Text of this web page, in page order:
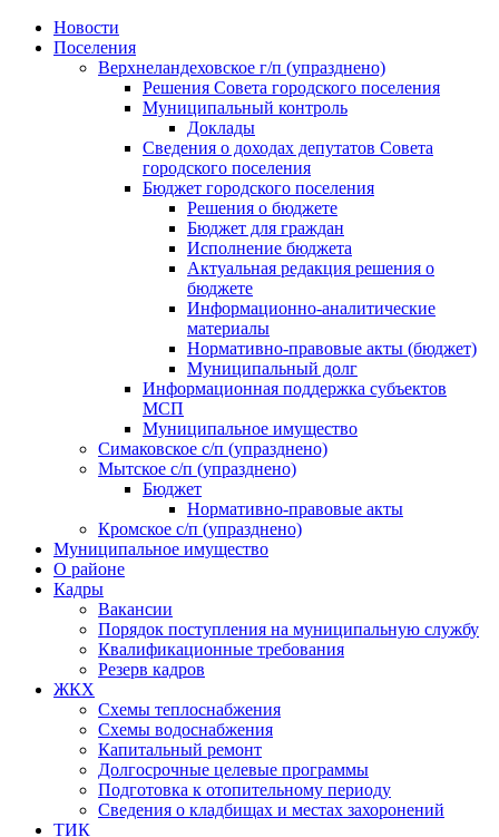
Skip
Новости
Поселения
Верхнеландеховское г/п (упразднено)
Решения Совета городского поселения
Муниципальный контроль
Доклады
Сведения о доходах депутатов Совета
городского поселения
Бюджет городского поселения
Решения о бюджете
Бюджет для граждан
Исполнение бюджета
Актуальная редакция решения о
бюджете
Информационно-аналитические
материалы
Нормативно-правовые акты (бюджет)
Муниципальный долг
Информационная поддержка субъектов
МСП
Муниципальное имущество
Симаковское с/п (упразднено)
Мытское с/п (упразднено)
Бюджет
Нормативно-правовые акты
Кромское с/п (упразднено)
Муниципальное имущество
О районе
Кадры
Вакансии
Порядок поступления на муниципальную службу
Квалификационные требования
Резерв кадров
ЖКХ
Схемы теплоснабжения
Схемы водоснабжения
Капитальный ремонт
Долгосрочные целевые программы
Подготовка к отопительному периоду
Сведения о кладбищах и местах захоронений
ТИК